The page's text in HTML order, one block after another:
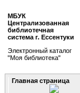
МБУК
Централизованная
библиотечная
система г. Ессентуки
Электронный каталог
"Моя библиотека"
Главная страница